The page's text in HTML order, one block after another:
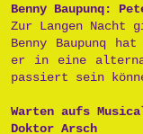
Benny Baupunq:
Zur Langen
Benny Baupunq
er in eine
passiert sein
Warten aufs
Doktor Arsch